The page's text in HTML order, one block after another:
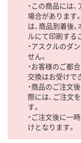
・この商品には
場合があります
は、商品到着後
ルにて印刷する
・アスクルのダ
せん。
・お客様のご都
交換はお受けで
・商品のご注文
際には、ご注文
す。
・ご注文後に一
けとなります。